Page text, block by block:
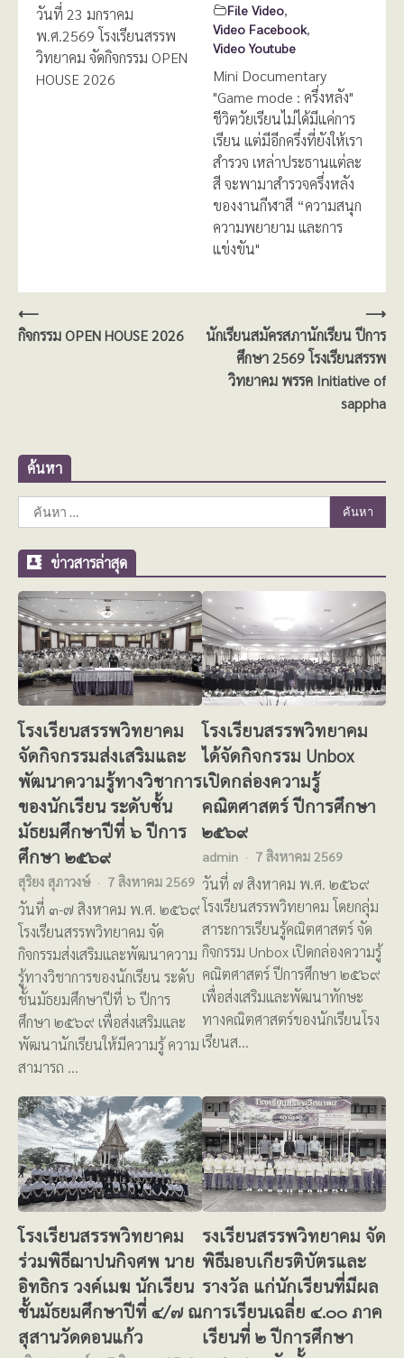
วันที่ 23 มกราคม
พ.ศ.2569 โรงเรียนสรรพ
วิทยาคม จัดกิจกรรม OPEN
HOUSE 2026
File Video,
Video Facebook,
Video Youtube
Mini Documentary
"Game mode : ครึ่งหลัง"
ชีวิตวัยเรียนไม่ได้มีแค่การ
เรียน แต่มีอีกครึ่งที่ยังให้เรา
สำรวจ เหล่าประธานแต่ละ
สี จะพามาสำรวจครึ่งหลัง
ของงานกีฬาสี “ความสนุก
ความพยายาม และการ
แข่งขัน"
แนะแนว
เรื่อง
⟵
กิจกรรม OPEN HOUSE 2026
นักเรียนสมัครสภานักเรียน ปีการ
ศึกษา 2569 โรงเรียนสรรพ
วิทยาคม พรรค Initiative of
sappha
⟶
ค้นหา
ค้นหา
สำหรับ:
ข่าวสารล่าสุด
โรงเรียนสรรพวิทยาคม
จัดกิจกรรมส่งเสริมและ
พัฒนาความรู้ทางวิชาการ
ของนักเรียน ระดับชั้น
มัธยมศึกษาปีที่ ๖ ปีการ
ศึกษา ๒๕๖๙
สุริยง สุภาวงษ์ 7 สิงหาคม 2569
วันที่ ๓-๗ สิงหาคม พ.ศ. ๒๕๖๙
โรงเรียนสรรพวิทยาคม จัด
กิจกรรมส่งเสริมและพัฒนาความ
รู้ทางวิชาการของนักเรียน ระดับ
ชั้นมัธยมศึกษาปีที่ ๖ ปีการ
ศึกษา ๒๕๖๙ เพื่อส่งเสริมและ
พัฒนานักเรียนให้มีความรู้ ความ
สามารถ …
โรงเรียนสรรพวิทยาคม
ได้จัดกิจกรรม Unbox
เปิดกล่องความรู้
คณิตศาสตร์ ปีการศึกษา
๒๕๖๙
admin 7 สิงหาคม 2569
วันที่ ๗ สิงหาคม พ.ศ. ๒๕๖๙
โรงเรียนสรรพวิทยาคม โดยกลุ่ม
สาระการเรียนรู้คณิตศาสตร์ จัด
กิจกรรม Unbox เปิดกล่องความรู้
คณิตศาสตร์ ปีการศึกษา ๒๕๖๙
เพื่อส่งเสริมและพัฒนาทักษะ
ทางคณิตศาสตร์ของนักเรียนโรง
เรียนส…
โรงเรียนสรรพวิทยาคม
ร่วมพิธีฌาปนกิจศพ นาย
อิทธิกร วงค์เมฆ นักเรียน
ชั้นมัธยมศึกษาปีที่ ๔/๗ ณ
สุสานวัดดอนแก้ว
รงเรียนสรรพวิทยาคม จัด
พิธีมอบเกียรติบัตรและ
รางวัล แก่นักเรียนที่มีผล
การเรียนเฉลี่ย ๔.๐๐ ภาค
เรียนที่ ๒ ปีการศึกษา